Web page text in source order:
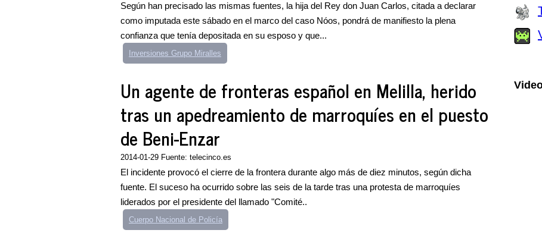
Según han precisado las mismas fuentes, la hija del Rey don Juan Carlos, citada a declarar
como imputada este sábado en el marco del caso Nóos, pondrá de manifiesto la plena
confianza que tenía depositada en su esposo y que...
Inversiones Grupo Miralles
Un agente de fronteras español en Melilla, herido
tras un apedreamiento de marroquíes en el puesto
de Beni-Enzar
2014-01-29 Fuente: telecinco.es
El incidente provocó el cierre de la frontera durante algo más de diez minutos, según dicha
fuente. El suceso ha ocurrido sobre las seis de la tarde tras una protesta de marroquíes
liderados por el presidente del llamado "Comité..
Cuerpo Nacional de Policía